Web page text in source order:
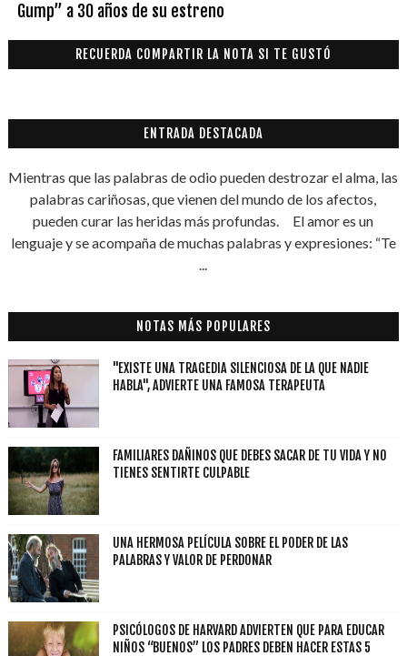
Gump” a 30 años de su estreno
RECUERDA COMPARTIR LA NOTA SI TE GUSTÓ
ENTRADA DESTACADA
Mientras que las palabras de odio pueden destrozar el alma, las
palabras cariñosas, que vienen del mundo de los afectos,
pueden curar las heridas más profundas. El amor es un
lenguaje y se acompaña de muchas palabras y expresiones: “Te
...
NOTAS MÁS POPULARES
"EXISTE UNA TRAGEDIA SILENCIOSA DE LA QUE NADIE
HABLA", ADVIERTE UNA FAMOSA TERAPEUTA
FAMILIARES DAÑINOS QUE DEBES SACAR DE TU VIDA Y NO
TIENES SENTIRTE CULPABLE
UNA HERMOSA PELÍCULA SOBRE EL PODER DE LAS
PALABRAS Y VALOR DE PERDONAR
PSICÓLOGOS DE HARVARD ADVIERTEN QUE PARA EDUCAR
NIÑOS “BUENOS” LOS PADRES DEBEN HACER ESTAS 5